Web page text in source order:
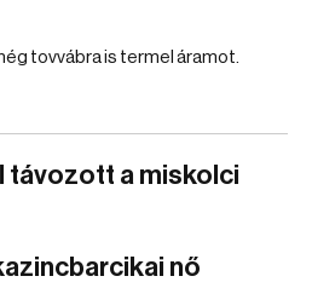
tovvábra is termel áramot.
távozott a miskolci
nő